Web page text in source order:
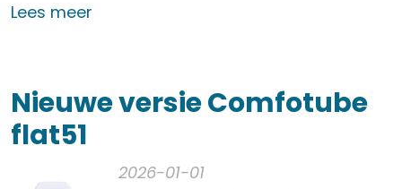
Lees meer
Nieuwe versie Comfotube
flat51
2026-01-01